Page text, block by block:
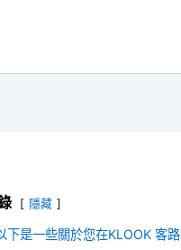
隱藏
下是一些關於您在KLOOK 客路